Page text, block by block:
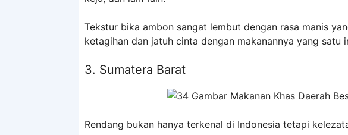
Tekstur bika ambon sangat lembut dengan rasa manis
ketagihan dan jatuh cinta dengan makanannya yang satu
3. Sumatera Barat
Rendang bukan hanya terkenal di Indonesia tetapi